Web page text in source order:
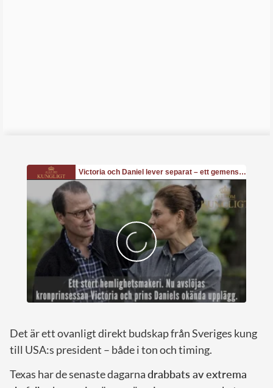
Det är ett ovanligt direkt budskap från Sveriges kung
till USA:s president – både i ton och timing.
Texas har de senaste dagarnadrabbats av extrema